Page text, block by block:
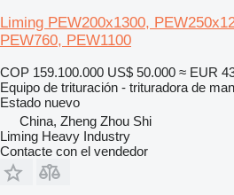
Liming PEW200x1300,
PEW760, PEW1100
COP 159.100.000 US$ 50.000 ≈ EUR
Equipo de trituración - trituradora de
Estado nuevo
China, Zheng Zhou Shi
Liming Heavy Industry
Contacte con el vendedor